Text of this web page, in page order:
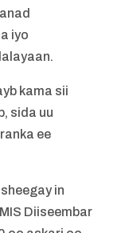
iyo
kama sii
sida uu
ee
in
Diiseembar